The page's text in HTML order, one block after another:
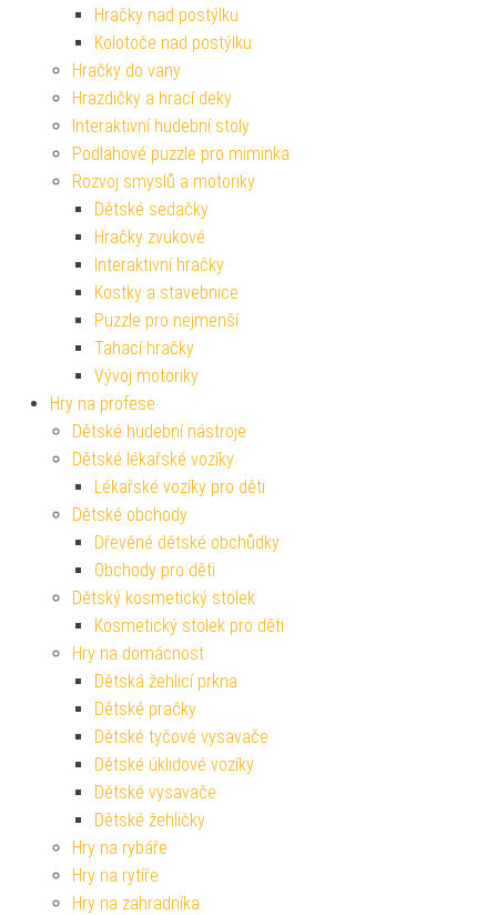
Hračky nad postýlku
Kolotoče nad postýlku
Hračky do vany
Hrazdičky a hrací deky
Interaktivní hudební stoly
Podlahové puzzle pro miminka
Rozvoj smyslů a motoriky
Dětské sedačky
Hračky zvukové
Interaktivní hračky
Kostky a stavebnice
Puzzle pro nejmenší
Tahací hračky
Vývoj motoriky
Hry na profese
Dětské hudební nástroje
Dětské lékařské vozíky
Lékařské vozíky pro děti
Dětské obchody
Dřevěné dětské obchůdky
Obchody pro děti
Dětský kosmetický stolek
Kosmetický stolek pro děti
Hry na domácnost
Dětská žehlicí prkna
Dětské pračky
Dětské tyčové vysavače
Dětské úklidové vozíky
Dětské vysavače
Dětské žehličky
Hry na rybáře
Hry na rytíře
Hry na zahradníka